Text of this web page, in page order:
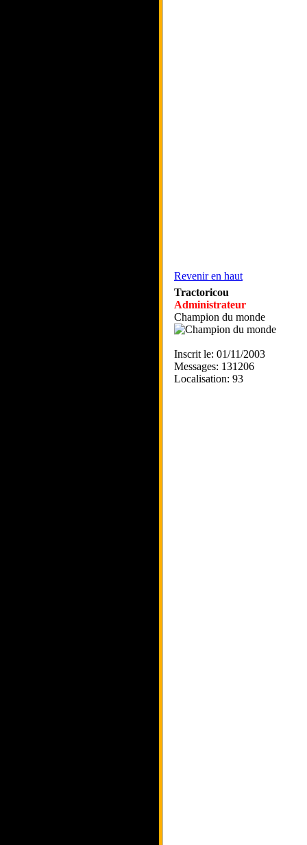
Revenir en haut
Tractoricou
Administrateur
Champion du monde
Inscrit le: 01/11/2003
Messages: 131206
Localisation: 93